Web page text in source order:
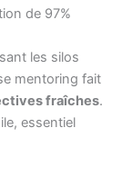
de 97%
les silos
mentoring fait
fraîches.
essentiel